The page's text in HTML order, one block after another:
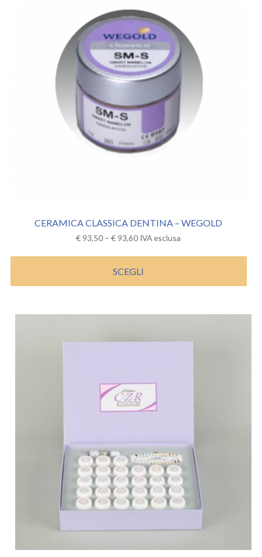
CERAMICA CLASSICA DENTINA – WEGOLD
€ 93,50 –€ 93,60 IVA esclusa
SCEGLI